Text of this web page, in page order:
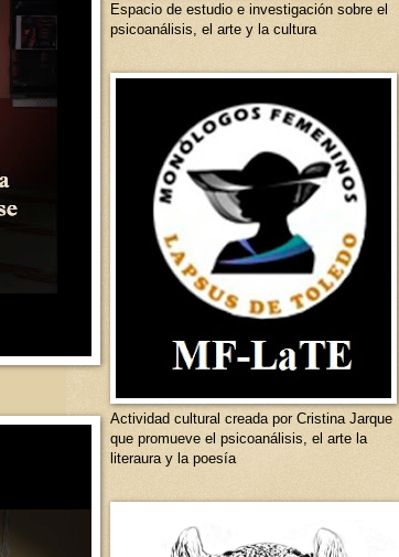
Espacio de estudio e investigación sobre el
psicoanálisis, el arte y la cultura
Actividad cultural creada por Cristina Jarque
que promueve el psicoanálisis, el arte la
literaura y la poesía